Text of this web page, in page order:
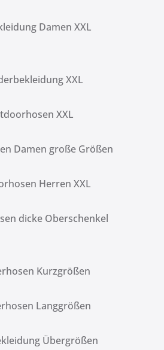
Damen XXL
XXL
XXL
Damen große Größen
Herren XXL
dicke Oberschenkel
Kurzgrößen
Langgrößen
Übergrößen